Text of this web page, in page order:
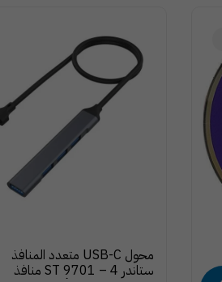
محول USB-C متعدد المنافذ
ستاندر ST 9701 – 4 منافذ